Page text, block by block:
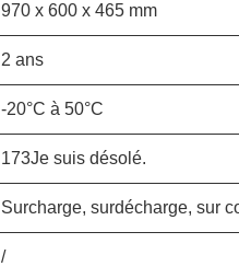
970 x 600 x 465 mm
2 ans
-20°C à 50°C
173Je suis désolé.
Surcharge, surdécharge, sur
/